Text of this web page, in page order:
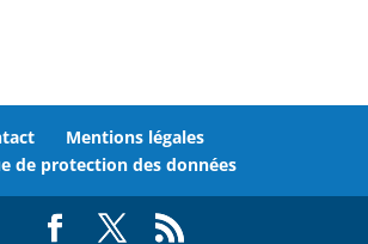
Mentions légales
de protection des données